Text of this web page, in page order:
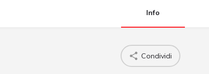
Info
Condividi